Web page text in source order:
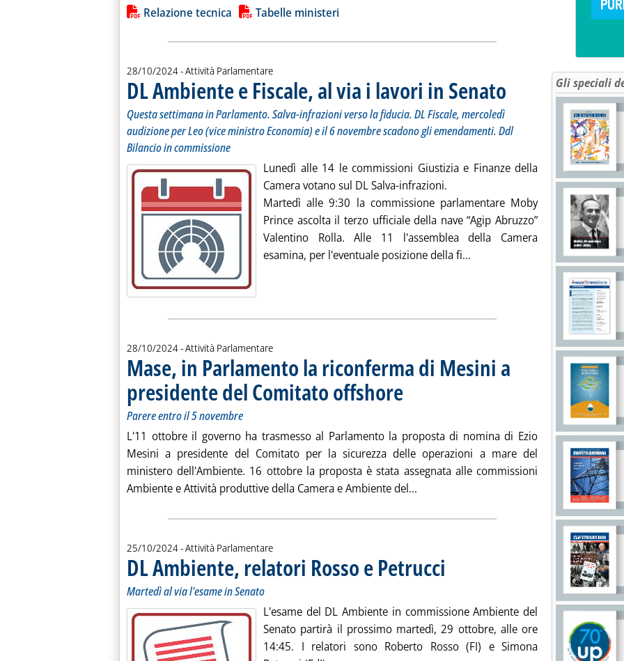
Lista allegati PDF alla notizia
Relazione tecnica Tabelle ministeri
28/10/2024- Attività Parlamentare
DL Ambiente e Fiscale, al via i lavori in Senato . Sottotitolo: Questa settimana
. Pubblicata lunedì 28 ottobre
Questa settimana in Parlamento. Salva-infrazioni verso la fiducia. DL Fiscale, mercoledì
audizione per Leo (vice ministro Economia) e il 6 novembre scadono gli emendamenti. Ddl
Bilancio in commissione
Lunedì alle 14 le commissioni Giustizia e Finanze della
Camera votano sul DL Salva-infrazioni.
Martedì alle 9:30 la commissione parlamentare Moby
Prince ascolta il terzo ufficiale della nave “Agip Abruzzo”
Valentino Rolla. Alle 11 l'assemblea della Camera
esamina, per l'eventuale posizione della fi... Leggi tutta la notizia: 'DL
28/10/2024- Attività Parlamentare
Mase, in Parlamento la riconferma di Mesini a
presidente del Comitato offshore
Parere entro il 5 novembre
L'11 ottobre il governo ha trasmesso al Parlamento la proposta di nomina di Ezio
Mesini a presidente del Comitato per la sicurezza delle operazioni a mare del
ministero dell'Ambiente. 16 ottobre la proposta è stata assegnata alle commissioni
Ambiente e Attività produttive della Camera e Ambiente del... Leggi tutta la notizia: 'Mase, in
25/10/2024- Attività Parlamentare
DL Ambiente, relatori Rosso e Petrucci . Sottotitolo: Martedì al via l'esame in Senato
. Pubblicata venerdì 25 ottobre 2024 alle 19.17.
Martedì al via l'esame in Senato
L'esame del DL Ambiente in commissione Ambiente del
Senato partirà il prossimo martedì, 29 ottobre, alle ore
14:45. I relatori sono Roberto Rosso (FI) e Simona
Gli speciali